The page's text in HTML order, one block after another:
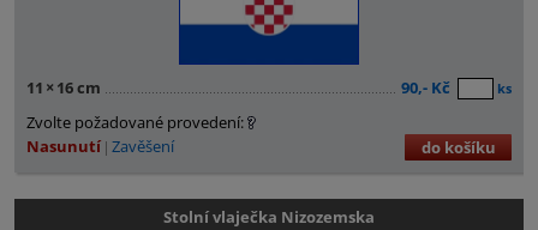
11 × 16 cm 90,- Kč ks
Zvolte požadované provedení:
Nasunutí Zavěšení do košíku
Stolní vlaječka Nizozemska